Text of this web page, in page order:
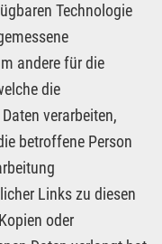
Technologie
andere für die
die
verarbeiten,
betroffene Person
Links zu diesen
oder